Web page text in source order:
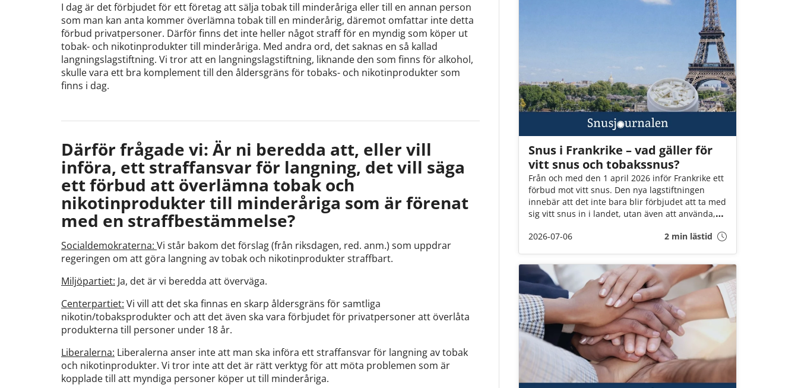
I dag är det förbjudet för ett företag att sälja tobak till minderåriga eller till en annan person
som man kan anta kommer överlämna tobak till en minderårig, däremot omfattar inte detta
förbud privatpersoner. Därför finns det inte heller något straff för en myndig som köper ut
tobak- och nikotinprodukter till minderåriga. Med andra ord, det saknas en så kallad
langningslagstiftning. Vi tror att en langningslagstiftning, liknande den som finns för alkohol,
skulle vara ett bra komplement till den åldersgräns för tobaks- och nikotinprodukter som
finns i dag.
Därför frågade vi: Är ni beredda att, eller vill
införa, ett straffansvar för langning, det vill säga
ett förbud att överlämna tobak och
nikotinprodukter till minderåriga som är förenat
med en straffbestämmelse?
Socialdemokraterna: Vi står bakom det förslag (från riksdagen, red. anm.) som uppdrar
regeringen om att göra langning av tobak och nikotinprodukter straffbart.
Miljöpartiet: Ja, det är vi beredda att överväga.
Centerpartiet: Vi vill att det ska finnas en skarp åldersgräns för samtliga
nikotin/tobaksprodukter och att det även ska vara förbjudet för privatpersoner att överlåta
produkterna till personer under 18 år.
Liberalerna: Liberalerna anser inte att man ska införa ett straffansvar för langning av tobak
och nikotinprodukter. Vi tror inte att det är rätt verktyg för att möta problemen som är
kopplade till att myndiga personer köper ut till minderåriga.
Snus i Frankrike – vad gäller för
vitt snus och tobakssnus?
Från och med den 1 april 2026 inför Frankrike ett
förbud mot vitt snus. Den nya lagstiftningen
innebär att det inte bara blir förbjudet att ta med
sig vitt snus in i landet, utan även att använda,
fortfarande okej att ta med brunt snus till landet
2026-07-06 2 min lästid